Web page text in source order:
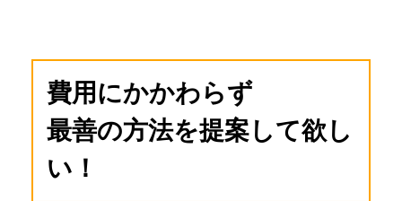
費用にかかわらず
最善の方法を提案して欲し
い！